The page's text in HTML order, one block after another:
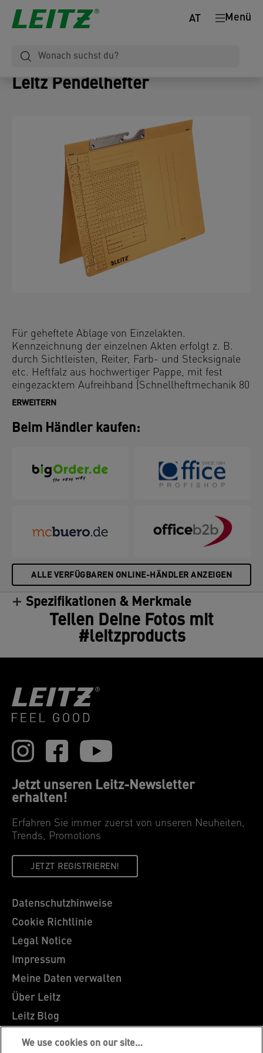
Menü
AT
Leitz Pendelhefter
Für geheftete Ablage von Einzelakten.
Kennzeichnung der einzelnen Akten erfolgt z. B.
durch Sichtleisten, Reiter, Farb- und Stecksignale
etc. Heftfalz aus hochwertiger Pappe, mit fest
eingezacktem Aufreihband (Schnellheftmechanik 80
mm).
ERWEITERN
Beim Händler kaufen:
ALLE VERFÜGBAREN ONLINE-HÄNDLER ANZEIGEN
Spezifikationen & Merkmale
Teilen Deine Fotos mit
#leitzproducts
Jetzt unseren Leitz-Newsletter
erhalten!
Erfahren Sie immer zuerst von unseren Neuheiten,
Trends, Promotions
JETZT REGISTRIEREN!
Datenschutzhinweise
Cookie Richtlinie
Legal Notice
Impressum
Meine Daten verwalten
Über Leitz
Leitz Blog
Karriere
We use cookies on our site…